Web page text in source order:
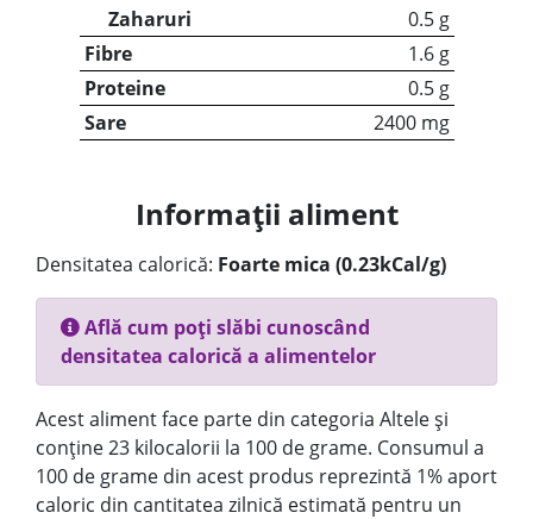
Zaharuri
0.5 g
Fibre
1.6 g
Proteine
0.5 g
Sare
2400 mg
Informații aliment
Densitatea calorică: Foarte mica (0.23kCal/g)
Află cum poți slăbi cunoscând
densitatea calorică a alimentelor
Acest aliment face parte din categoria Altele și
conține 23 kilocalorii la 100 de grame. Consumul a
100 de grame din acest produs reprezintă 1% aport
caloric din cantitatea zilnică estimată pentru un